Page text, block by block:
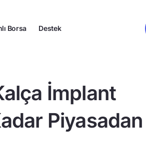
Borsa Destek
İmplant
Piyasadan